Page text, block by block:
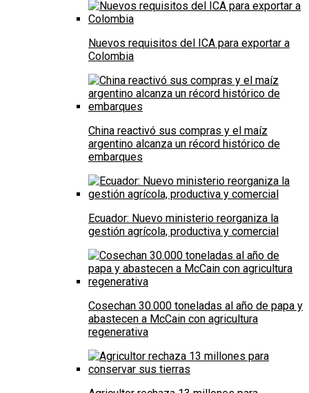
Nuevos requisitos del ICA para exportar a
Colombia
China reactivó sus compras y el maíz
argentino alcanza un récord histórico de
embarques
Ecuador: Nuevo ministerio reorganiza la
gestión agrícola, productiva y comercial
Cosechan 30.000 toneladas al año de papa y
abastecen a McCain con agricultura
regenerativa